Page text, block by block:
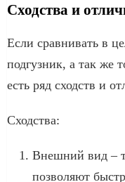
Сходства и
Если сравнивать в
подгузник, а так же
есть ряд сходств и
Сходства:
Внешний вид –
позволяют